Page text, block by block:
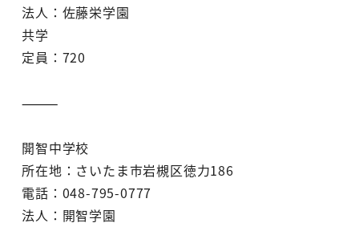
法人：佐藤栄学園
共学
定員：720
⸻
開智中学校
所在地：さいたま市岩槻区徳力186
電話：048-795-0777
法人：開智学園